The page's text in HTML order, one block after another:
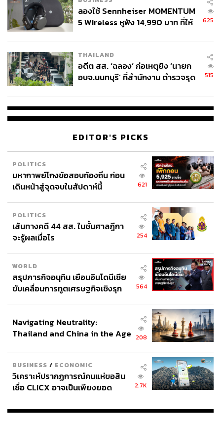
ABOUT THE AUTHOR
พลอยจันทร์ สุขคง
ลองใช้ Sennheiser MOMENTUM
5 Wireless หูฟัง 14,990 บาท ที่ให้
625
THAILAND
อดีต สส. ‘ฉลอง’ ก่อเหตุยิง ‘นายก
อบจ.นนทบุรี’ ที่สำนักงาน ตำรวจรุด
515
EDITOR'S PICKS
POLITICS
มหากาพย์โกงข้อสอบท้องถิ่น ก่อน
เดินหน้าสู่จุดจบในสัปดาห์นี้
621
POLITICS
เส้นทางคดี 44 สส. ในชั้นศาลฎีกา
จะรู้ผลเมื่อไร
254
WORLD
สรุปภารกิจอนุทิน เยือนอินโดนีเซีย
ขับเคลื่อนการทูตเศรษฐกิจเชิงรุก
564
Navigating Neutrality:
Thailand and China in the Age
208
BUSINESS / ECONOMIC
วิเคราะห์ปรากฏการณ์คนแห่ขอสิน
เชื่อ CLICX อาจเป็นเพียงยอด
เรือนไทยที่ถูกซุกไว้
2.7K